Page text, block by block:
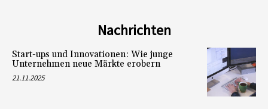
Nachrichten
Start-ups und Innovationen: Wie junge
Unternehmen neue Märkte erobern
21.11.2025